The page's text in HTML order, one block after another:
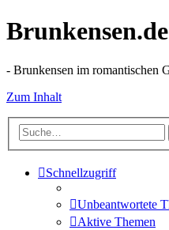
- Brunkensen im romantischen
Zum Inhalt
Schnellzugriff
Unbeantwortete
Aktive Themen